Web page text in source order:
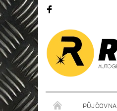
PŮJČOVNA